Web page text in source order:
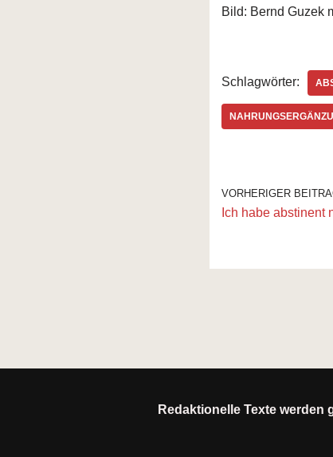
Bild: Bernd Guzek
Schlagwörter:
VORHERIGER
Ich habe abstinent
Redaktionelle Texte werden